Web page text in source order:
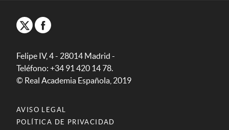
Felipe IV, 4 - 28014 Madrid -
Teléfono: +34 91 420 14 78.
© Real Academia Española, 2019
AVISO LEGAL
POLÍTICA DE PRIVACIDAD